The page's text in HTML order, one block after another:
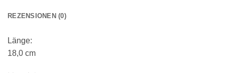
REZENSIONEN (0)
Länge:
18,0 cm